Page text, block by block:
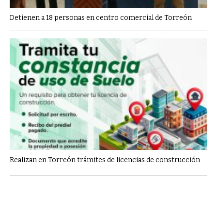
Detienen a 18 personas en centro comercial de Torreón
Realizan en Torreón trámites de licencias de construcción